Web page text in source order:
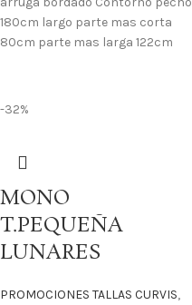
180cm largo parte mas corta
80cm parte mas larga 122cm
-32%
MONO
T.PEQUEÑA
LUNARES
PROMOCIONES TALLAS CURVIS,